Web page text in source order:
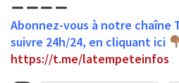
Abonnez-vous à notre chaîne
suivre 24h/24, en cliquant ici
https://t.me/latempeteinfos